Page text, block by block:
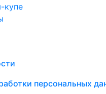
купе
персональных